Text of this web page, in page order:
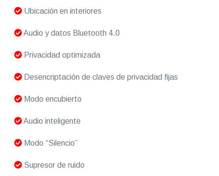
Ubicación en interiores
Audio y datos Bluetooth 4.0
Privacidad optimizada
Desencriptación de claves de privacidad fijas
Modo encubierto
Audio inteligente
Modo “Silencio”
Supresor de ruido